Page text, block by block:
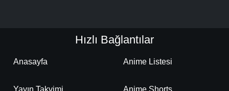
Hızlı Bağlantılar
Anasayfa Anime Listesi
Yayın Takvimi Anime Shorts